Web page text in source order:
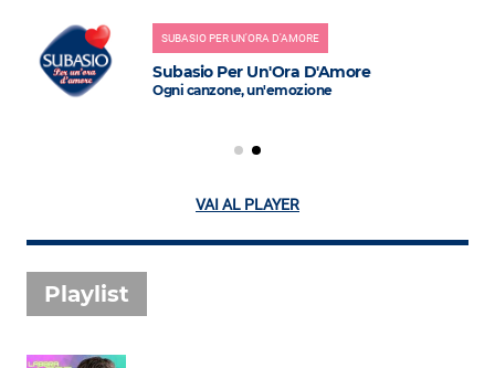
SUBASIO PER UN'ORA D'AMORE
Subasio Per Un'Ora D'Amore
Ogni canzone, un'emozione
VAI AL PLAYER
Playlist